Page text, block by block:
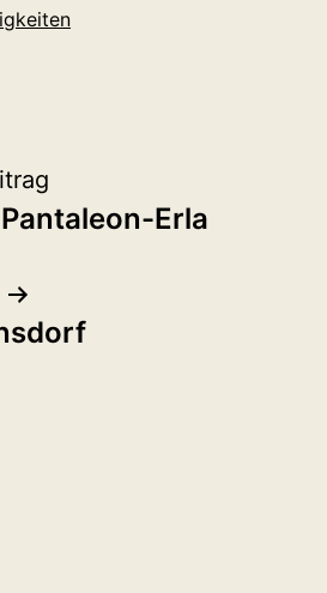
Erla